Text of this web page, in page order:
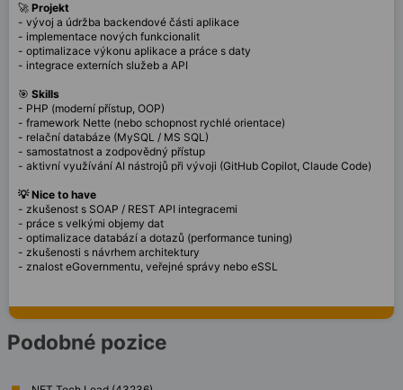
🚀 Projekt
- vývoj a údržba backendové části aplikace
- implementace nových funkcionalit
- optimalizace výkonu aplikace a práce s daty
- integrace externích služeb a API
🎯 Skills
- PHP (moderní přístup, OOP)
- framework Nette (nebo schopnost rychlé orientace)
- relační databáze (MySQL / MS SQL)
- samostatnost a zodpovědný přístup
- aktivní využívání AI nástrojů při vývoji (GitHub Copilot, Claude Code)
💡 Nice to have
- zkušenost s SOAP / REST API integracemi
- práce s velkými objemy dat
- optimalizace databází a dotazů (performance tuning)
- zkušenosti s návrhem architektury
- znalost eGovernmentu, veřejné správy nebo eSSL
Podobné pozice